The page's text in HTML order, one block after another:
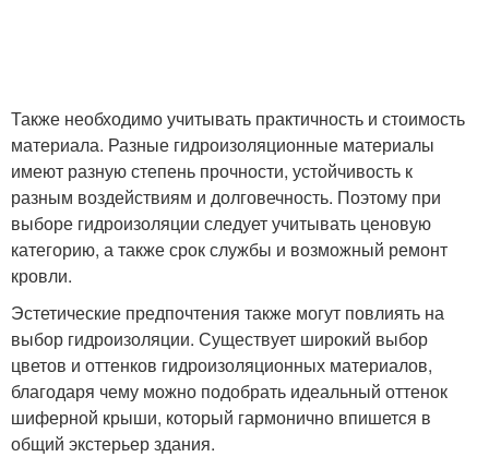
Также необходимо учитывать практичность и стоимость
материала. Разные гидроизоляционные материалы
имеют разную степень прочности, устойчивость к
разным воздействиям и долговечность. Поэтому при
выборе гидроизоляции следует учитывать ценовую
категорию, а также срок службы и возможный ремонт
кровли.
Эстетические предпочтения также могут повлиять на
выбор гидроизоляции. Существует широкий выбор
цветов и оттенков гидроизоляционных материалов,
благодаря чему можно подобрать идеальный оттенок
шиферной крыши, который гармонично впишется в
общий экстерьер здания.